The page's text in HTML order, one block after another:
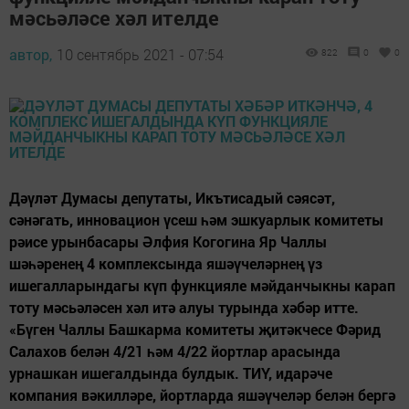
мәсьәләсе хәл ителде
автор, 10 сентябрь 2021 - 07:54 822 0 0
Дәүләт Думасы депутаты, Икътисадый сәясәт,
сәнәгать, инновацион үсеш һәм эшкуарлык комитеты
рәисе урынбасары Әлфия Когогина Яр Чаллы
шәһәренең 4 комплексында яшәүчеләрнең үз
ишегалларындагы күп функцияле мәйданчыкны карап
тоту мәсьәләсен хәл итә алуы турында хәбәр итте.
«Бүген Чаллы Башкарма комитеты җитәкчесе Фәрид
Салахов белән 4/21 һәм 4/22 йортлар арасында
урнашкан ишегалдында булдык. ТИҮ, идарәче
компания вәкилләре, йортларда яшәүчеләр белән бергә